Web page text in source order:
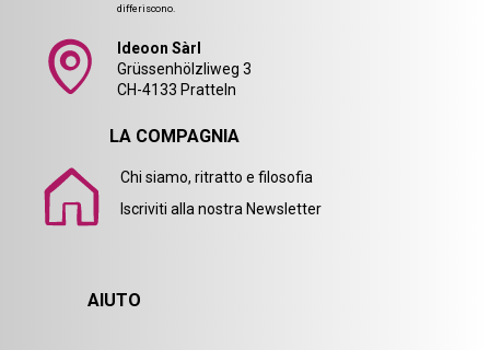
differiscono.
Ideoon Sàrl
Grüssenhölzliweg 3
CH-4133 Pratteln
LA COMPAGNIA
Chi siamo, ritratto e filosofia
Iscriviti alla nostra Newsletter
AIUTO